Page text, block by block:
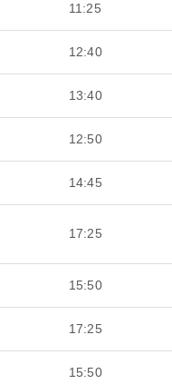
11:25
12:40
13:40
12:50
14:45
17:25
15:50
17:25
15:50